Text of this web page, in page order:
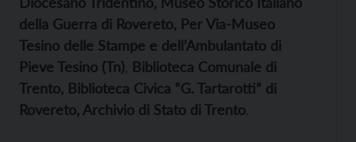
della Guerra di Rovereto, Per Via-Museo
Tesino delle Stampe e dell’Ambulantato di
Pieve Tesino (Tn) Biblioteca Comunale di
Trento, Biblioteca Civica “G. Tartarotti” di
Rovereto, Archivio di Stato di Trento.